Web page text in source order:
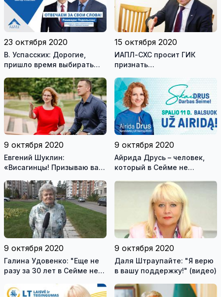
23 октября 2020
В. Успасских: Дорогие,
пришло время выбирать
смелую и амбициозную
программу и не бедную,
достойную жизнь для вас
15 октября 2020
ИАПЛ-СХС просит ГИК
признать
выборы в Сейм в
многомандатном округе
9 октября 2020
Евгений Шуклин:
«Висагинцы! Призываю вас
Друсь!»
9 октября 2020
Айрида Друсь – человек,
который в Сейме не
9 октября 2020
Галина Удовенко: "Еще не
разу за 30 лет в Сейме не
Висагинаса" (видео)
9 октября 2020
Даля Штраупайте: "Я верю
в вашу поддержку!" (видео)